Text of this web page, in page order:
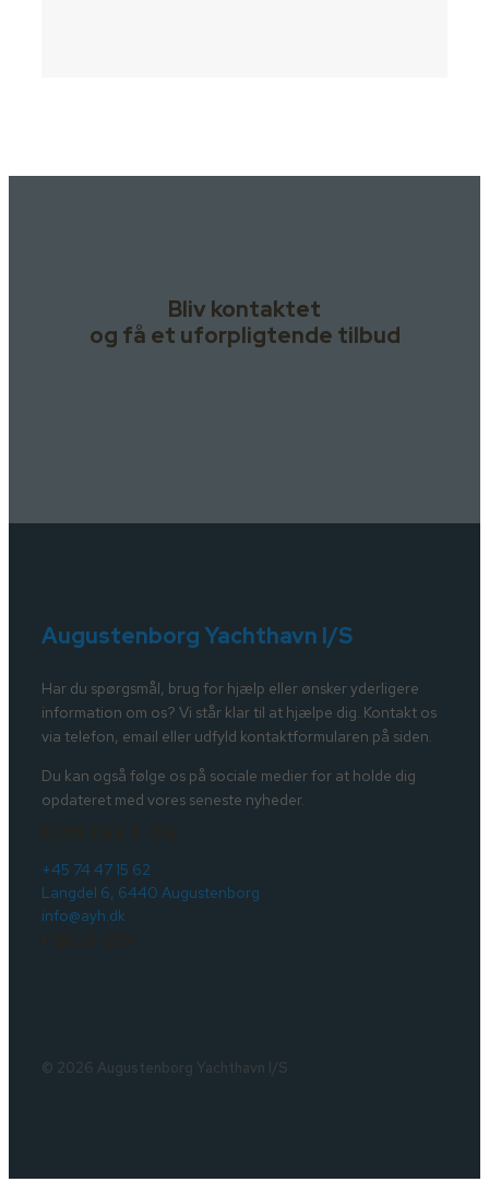
Bliv kontaktet
og få et uforpligtende tilbud
Augustenborg Yachthavn I/S
Har du spørgsmål, brug for hjælp eller ønsker yderligere
information om os? Vi står klar til at hjælpe dig. Kontakt os
via telefon, email eller udfyld kontaktformularen på siden.
Du kan også følge os på sociale medier for at holde dig
opdateret med vores seneste nyheder.
+45 74 47 15 62
Langdel 6, 6440 Augustenborg
info@ayh.dk
© 2026 Augustenborg Yachthavn I/S